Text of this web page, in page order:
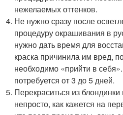
нежелаемых оттенков.
Не нужно сразу после
процедуру окрашивания в
нужно дать время для
краска причинила им вред,
необходимо «прийти в
потребуется от 3 до 5 дней.
Перекраситься из
непросто, как кажется на